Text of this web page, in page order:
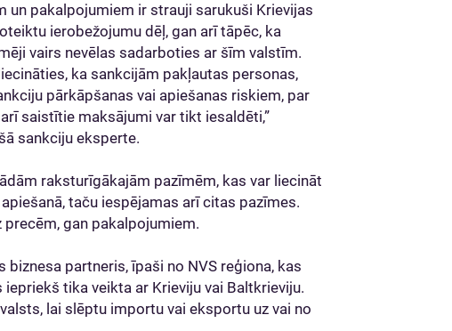
un pakalpojumiem ir strauji sarukuši Krievijas
ierobežojumu dēļ, gan arī tāpēc, ka
vairs nevēlas sadarboties ar šīm valstīm.
ka sankcijām pakļautas personas,
pārkāpšanas vai apiešanas riskiem, par
saistītie maksājumi var tikt iesaldēti,”
sankciju eksperte.
raksturīgākajām pazīmēm, kas var liecināt
taču iespējamas arī citas pazīmes.
gan pakalpojumiem.
partneris, īpaši no NVS reģiona, kas
tika veikta ar Krieviju vai Baltkrieviju.
lai slēptu importu vai eksportu uz vai no